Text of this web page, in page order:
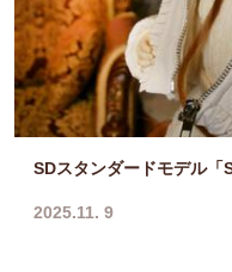
SDスタンダードモデル「
2025.11. 9